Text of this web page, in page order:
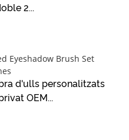
2...
d'ulls personalitzats
OEM...